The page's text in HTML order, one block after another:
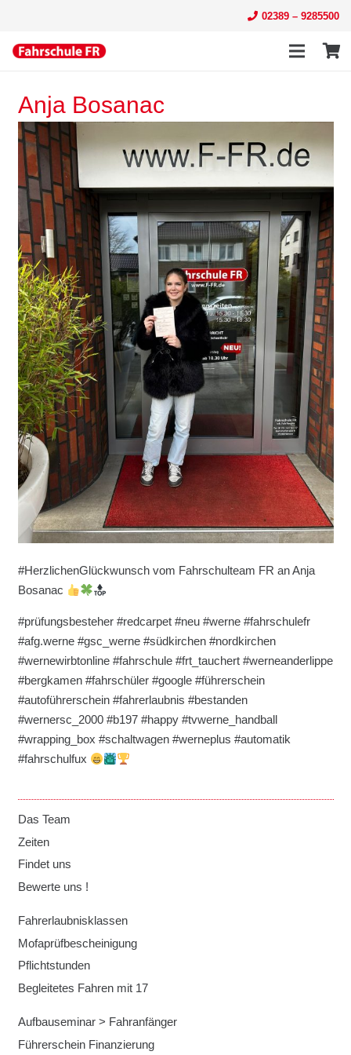
02389 – 9285500
Anja Bosanac
#HerzlichenGlückwunsch vom Fahrschulteam FR an Anja
Bosanac
#prüfungsbesteher #redcarpet #neu #werne #fahrschulefr
#afg.werne #gsc_werne #südkirchen #nordkirchen
#wernewirbtonline #fahrschule #frt_tauchert #werneanderlippe
#bergkamen #fahrschüler #google #führerschein
#autoführerschein #fahrerlaubnis #bestanden
#wernersc_2000 #b197 #happy #tvwerne_handball
#wrapping_box #schaltwagen #werneplus #automatik
#fahrschulfux
Das Team
Zeiten
Findet uns
Bewerte uns !
Fahrerlaubnisklassen
Mofaprüfbescheinigung
Pflichtstunden
Begleitetes Fahren mit 17
Aufbauseminar > Fahranfänger
Führerschein Finanzierung